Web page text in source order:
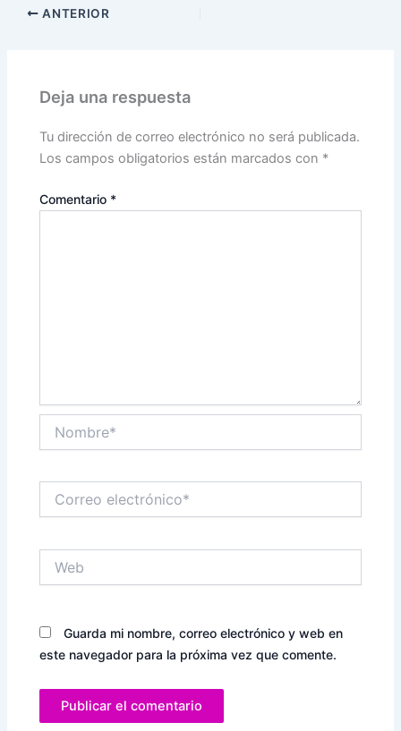
ANTERIOR
Deja una respuesta
Tu dirección de correo electrónico no será publicada.
Los campos obligatorios están marcados con *
Comentario *
electrónico*
Guarda mi nombre, correo electrónico y web en
este navegador para la próxima vez que comente.